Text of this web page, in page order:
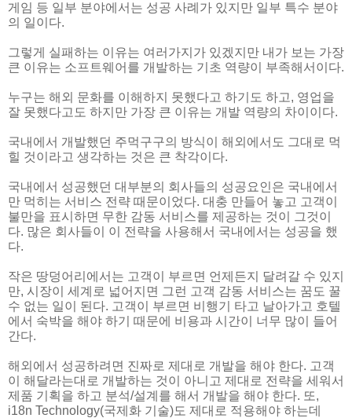
게임 등 일부 분야에서는 성공 사례가 있지만 일부 특수 분야
의 일이다.
그렇게 실패하는 이유는 여러가지가 있겠지만 내가 보는 가장
큰 이유는 소프트웨어를 개발하는 기초 역량이 부족해서이다.
누구는 해외 문화를 이해하지 못했다고 하기도 하고, 영업을
잘 못했다고도 하지만 가장 큰 이유는 개발 역량의 차이이다.
국내에서 개발했던 주먹구구의 방식이 해외에서도 그대로 먹
힐 것이라고 생각하는 것은 큰 착각이다.
국내에서 성공했던 대부분의 회사들의 성공요인은 국내에서
만 먹히는 서비스 전략 때문이었다. 대충 만들어 놓고 고객이
불만을 표시하면 무한 감동 서비스를 제공하는 것이 그것이
다. 많은 회사들이 이 전략을 사용해서 국내에서는 성공을 했
다.
작은 땅덩어리에서는 고객이 부르면 언제든지 달려갈 수 있지
만, 시장이 세계로 넓어지면 그런 고객 감동 서비스는 꿈도 꿀
수 없는 일이 된다. 고객이 부르면 비행기 타고 날아가고 호텔
에서 숙박을 해야 하기 때문에 비용과 시간이 너무 많이 들어
간다.
해외에서 성공하려면 진짜로 제대로 개발을 해야 한다. 고객
이 해달라는대로 개발하는 것이 아니고 제대로 전략을 세워서
제품 기획을 하고 분석/설계를 해서 개발을 해야 한다. 또,
i18n Technology(국제화 기술)도 제대로 적용해야 하는데